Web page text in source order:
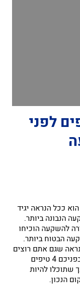
4 טיפים לפני
ככל הנראה יגיד
הנבונה ביותר.
להשקעה הוכיחו
הבטוח ביותר.
שגם אתם רוצים
להתחיל לחפש דירה להשקעה. אנו נציג בפניכם 4 טיפים
שתוכלו להיות
הנכון.